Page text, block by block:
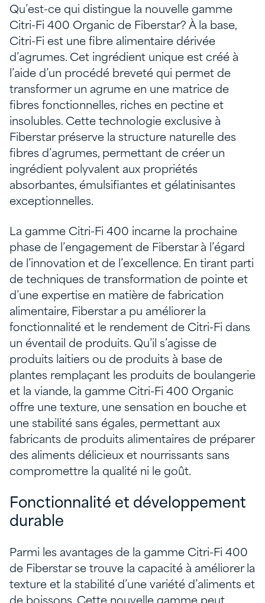
Qu’est-ce qui distingue la nouvelle gamme
Citri-Fi 400 Organic de Fiberstar? À la base,
Citri-Fi est une fibre alimentaire dérivée
d’agrumes. Cet ingrédient unique est créé à
l’aide d’un procédé breveté qui permet de
transformer un agrume en une matrice de
fibres fonctionnelles, riches en pectine et
insolubles. Cette technologie exclusive à
Fiberstar préserve la structure naturelle des
fibres d’agrumes, permettant de créer un
ingrédient polyvalent aux propriétés
absorbantes, émulsifiantes et gélatinisantes
exceptionnelles.
La gamme Citri-Fi 400 incarne la prochaine
phase de l’engagement de Fiberstar à l’égard
de l’innovation et de l’excellence. En tirant parti
de techniques de transformation de pointe et
d’une expertise en matière de fabrication
alimentaire, Fiberstar a pu améliorer la
fonctionnalité et le rendement de Citri-Fi dans
un éventail de produits. Qu’il s’agisse de
produits laitiers ou de produits à base de
plantes remplaçant les produits de boulangerie
et la viande, la gamme Citri-Fi 400 Organic
offre une texture, une sensation en bouche et
une stabilité sans égales, permettant aux
fabricants de produits alimentaires de préparer
des aliments délicieux et nourrissants sans
compromettre la qualité ni le goût.
Fonctionnalité et développement
durable
Parmi les avantages de la gamme Citri-Fi 400
de Fiberstar se trouve la capacité à améliorer la
texture et la stabilité d’une variété d’aliments et